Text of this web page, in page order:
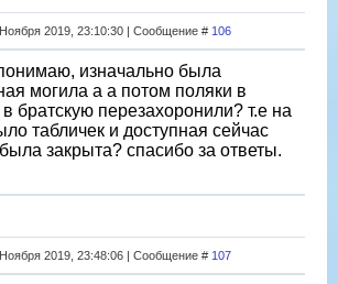
Ноября 2019, 23:10:30 | Сообщение # 106
изначально была
могила а а потом поляки в
в братскую перезахоронили? т.е на
табличек и доступная сейчас
закрыта? спасибо за ответы.
Ноября 2019, 23:48:06 | Сообщение # 107